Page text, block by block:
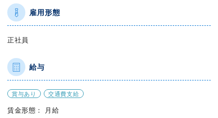
雇用形態
正社員
給与
賞与あり 交通費支給
賃金形態： 月給